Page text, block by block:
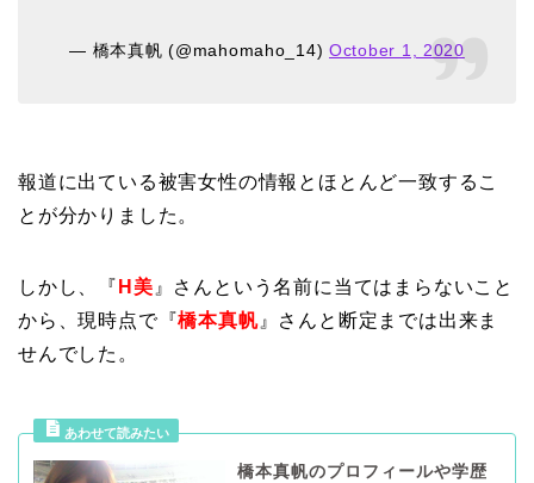
— 橋本真帆 (@mahomaho_14)October 1, 2020
報道に出ている被害女性の情報とほとんど一致するこ
とが分かりました。
しかし、『 H美』さんという名前に当てはまらないこと
から、現時点で『橋本真帆』さんと断定までは出来ま
せんでした。
橋本真帆のプロフィールや学歴